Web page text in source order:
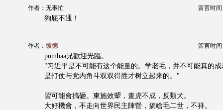
作者：无事忙 留言时间
狗屁不通！
作者： 彼德 留言时间
pumbaa兄歡迎光臨。
"习近平是不可能有这个能量的。学老毛，并不可能真的
是打仗与党内角斗双双得胜才树立起来的。"
習可能會搞砸。東施效顰，畫虎不成，反類犬。
大好機會，不走向世界民主陣營，搞啥毛二世，不祥。